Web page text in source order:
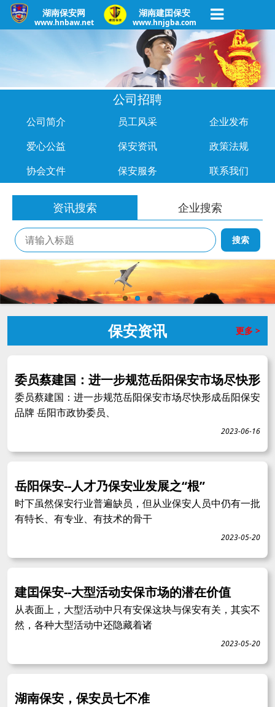
湖南保安网
www.hnbaw.net
湖南建囯保安
www.hnjgba.com
公司招聘
公司简介 员工风采
企业发布
爱心公益
保安资讯
政策法规
协会文件
保安服务 联系我们
资讯搜索 企业搜索
搜索
保安资讯 更多 >
委员蔡建国：进一步规范岳阳保安市场尽快形
委员蔡建国：进一步规范岳阳保安市场尽快形成岳阳保安
品牌 岳阳市政协委员、
2023-06-16
岳阳保安--人才乃保安业发展之“根”
时下虽然保安行业普遍缺员，但从业保安人员中仍有一批
有特长、有专业、有技术的骨干
2023-05-20
建囯保安--大型活动安保市场的潜在价值
从表面上，大型活动中只有安保这块与保安有关，其实不
然，各种大型活动中还隐藏着诸
2023-05-20
湖南保安，保安员七不准